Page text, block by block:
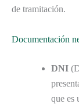
de tramitación.
Documentación
DNI
que es